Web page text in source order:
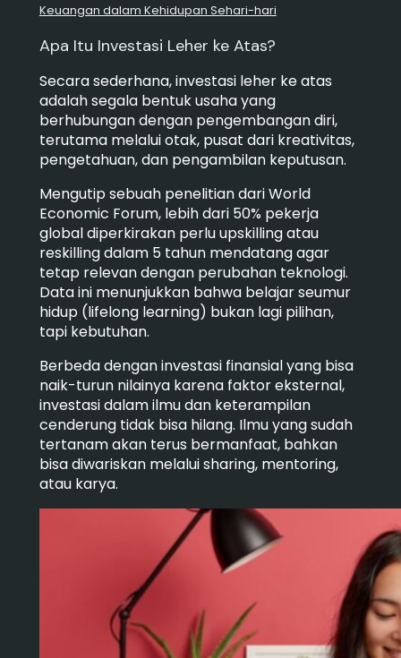
Keuangan dalam Kehidupan Sehari-hari
Apa Itu Investasi Leher ke Atas?
Secara sederhana, investasi leher ke atas
adalah segala bentuk usaha yang
berhubungan dengan pengembangan diri,
terutama melalui otak, pusat dari kreativitas,
pengetahuan, dan pengambilan keputusan.
Mengutip sebuah penelitian dari World
Economic Forum, lebih dari 50% pekerja
global diperkirakan perlu upskilling atau
reskilling dalam 5 tahun mendatang agar
tetap relevan dengan perubahan teknologi.
Data ini menunjukkan bahwa belajar seumur
hidup (lifelong learning) bukan lagi pilihan,
tapi kebutuhan.
Berbeda dengan investasi finansial yang bisa
naik-turun nilainya karena faktor eksternal,
investasi dalam ilmu dan keterampilan
cenderung tidak bisa hilang. Ilmu yang sudah
tertanam akan terus bermanfaat, bahkan
bisa diwariskan melalui sharing, mentoring,
atau karya.